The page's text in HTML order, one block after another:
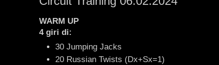
WARM UP
4 giri di:
30 Jumping Jacks
20 Russian Twists (Dx+Sx=1)